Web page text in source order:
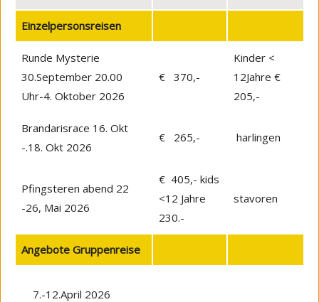
Einzelpersonsreisen
Runde Mysterie
30.September 20.00
Uhr-4. Oktober 2026
€ 370,-
Kinder <
12Jahre €
205,-
Brandarisrace 16. Okt
-.18. Okt 2026
€ 265,- harlingen
Pfingsteren abend 22
-26, Mai 2026
€ 405,- kids
<12 Jahre
230.-
stavoren
Angebote Gruppenreise
7.-12.April 2026